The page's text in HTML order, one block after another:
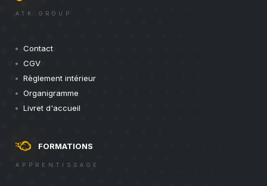
ATK GROUP
Contact
CGV
Règlement intérieur
Organigramme
Livret d'accueil
FORMATIONS
APPRENTISSAGE